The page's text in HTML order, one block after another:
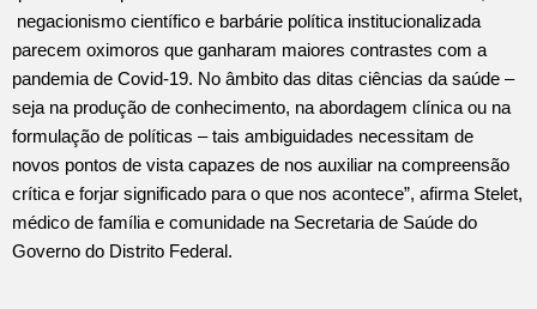
negacionismo científico e barbárie política institucionalizada
parecem oximoros que ganharam maiores contrastes com a
pandemia de Covid-19. No âmbito das ditas ciências da saúde –
seja na produção de conhecimento, na abordagem clínica ou na
formulação de políticas – tais ambiguidades necessitam de
novos pontos de vista capazes de nos auxiliar na compreensão
crítica e forjar significado para o que nos acontece”, afirma Stelet,
médico de família e comunidade na Secretaria de Saúde do
Governo do Distrito Federal.